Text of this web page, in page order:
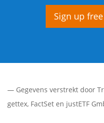
Sign up free
— Gegevens verstrekt door
gettex, FactSet en justETF